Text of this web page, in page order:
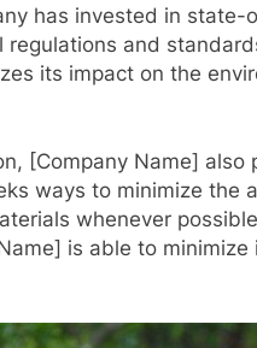
has invested in
and
its impact on the
[Company Name] also
ways to minimize the
whenever
is able to